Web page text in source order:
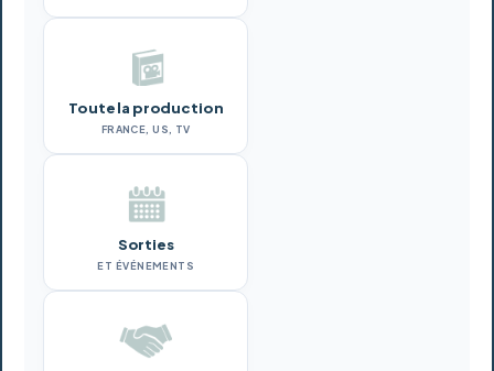
Toute la production
FRANCE, US, TV
Sorties
ET ÉVÉNEMENTS